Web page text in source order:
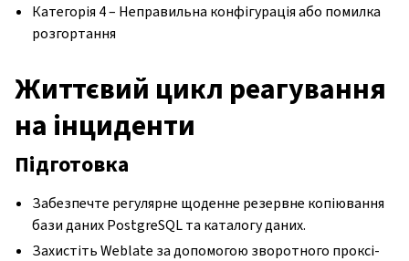
Категорія 4 – Неправильна конфігурація або помилка
розгортання
Життєвий цикл реагування
на інциденти
Підготовка
Забезпечте регулярне щоденне резервне копіювання
бази даних PostgreSQL та каталогу даних.
Захистіть Weblate за допомогою зворотного проксі-